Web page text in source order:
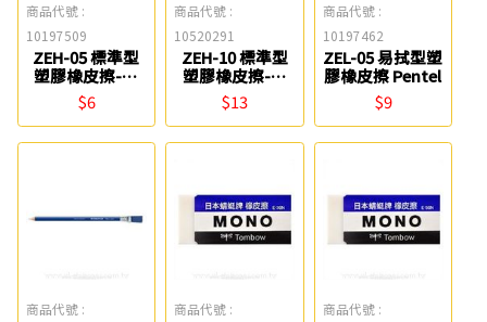
商品代號 :
10197509
ZEH-05 標準型
塑膠橡皮擦-小
Pentel
$6
商品代號 :
10520291
ZEH-10 標準型
塑膠橡皮擦-中
Pentel
$13
商品代號 :
10197462
ZEL-05 易拭型塑
膠橡皮擦 Pentel
$9
商品代號 :
商品代號 :
商品代號 :